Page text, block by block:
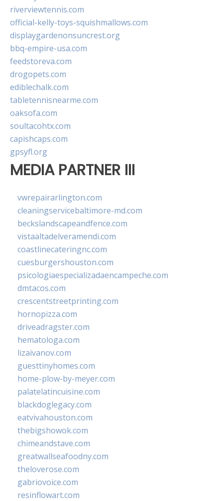
riverviewtennis.com
official-kelly-toys-squishmallows.com
displaygardenonsuncrest.org
bbq-empire-usa.com
feedstoreva.com
drogopets.com
ediblechalk.com
tabletennisnearme.com
oaksofa.com
soultacohtx.com
capishcaps.com
gpsyfl.org
MEDIA PARTNER III
vwrepairarlington.com
cleaningservicebaltimore-md.com
beckslandscapeandfence.com
vistaaltadelveramendi.com
coastlinecateringnc.com
cuesburgershouston.com
psicologiaespecializadaencampeche.com
dmtacos.com
crescentstreetprinting.com
hornopizza.com
driveadragster.com
hematologa.com
lizaivanov.com
guesttinyhomes.com
home-plow-by-meyer.com
palatelatincuisine.com
blackdoglegacy.com
eatvivahouston.com
thebigshowok.com
chimeandstave.com
greatwallseafoodny.com
theloverose.com
gabriovoice.com
resinflowart.com